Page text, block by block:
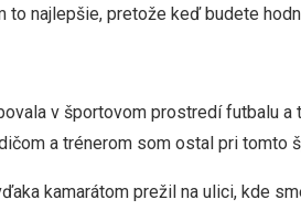
to najlepšie, pretože keď budete
v športovom prostredí futbalu
a trénerom som ostal pri tomto
kamarátom prežil na ulici, kde